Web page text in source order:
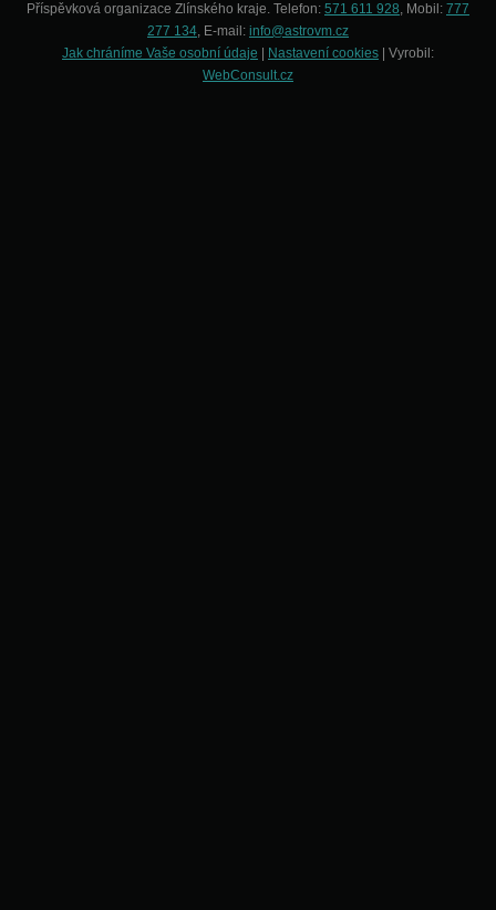
Příspěvková organizace Zlínského kraje. Telefon: 571 611 928, Mobil: 777
277 134, E-mail: info@astrovm.cz
Jak chráníme Vaše osobní údaje
Nastavení cookies | Vyrobil:
WebConsult.cz